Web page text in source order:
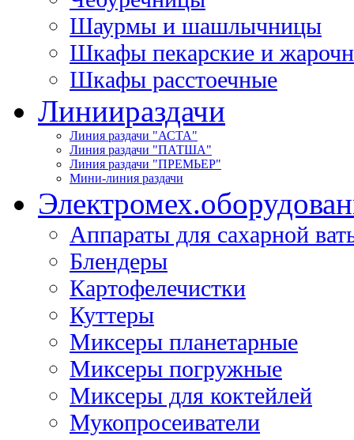
Шаурмы и шашлычницы
Шкафы пекарские и
Шкафы расстоечные
Линиираздачи
Линия раздачи "АСТА"
Линия раздачи "ПАТША"
Линия раздачи "ПРЕМЬЕР"
Мини-линия раздачи
Электромех.
Аппараты для сахарной
Блендеры
Картофелечистки
Куттеры
Миксеры планетарные
Миксеры погружные
Миксеры для коктейлей
Мукопросеиватели